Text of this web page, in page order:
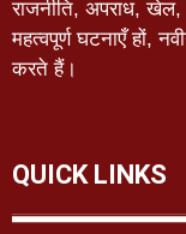
राजनीति, अपराध, खेल,
महत्वपूर्ण घटनाएँ हों,
करते हैं।
QUICK LINKS